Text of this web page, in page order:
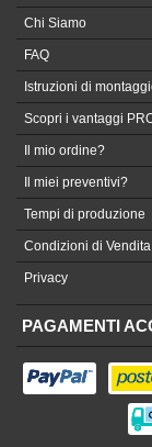
Chi Siamo
FAQ
Istruzioni di
Scopri i vantaggi
Il mio ordine?
Il miei preventivi?
Tempi di produzione
Condizioni di Vendita
Privacy
PAGAMENTI